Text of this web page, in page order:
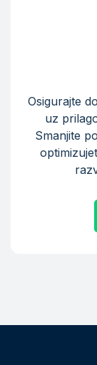
Osigurajte
uz
Smanjite